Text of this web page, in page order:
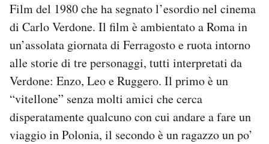
Film del 1980 che ha segnato l’esordio nel cinema
di Carlo Verdone. Il film è ambientato a Roma in
un’assolata giornata di Ferragosto e ruota intorno
alle storie di tre personaggi, tutti interpretati da
Verdone: Enzo, Leo e Ruggero. Il primo è un
“vitellone” senza molti amici che cerca
disperatamente qualcuno con cui andare a fare un
viaggio in Polonia, il secondo è un ragazzo un po’